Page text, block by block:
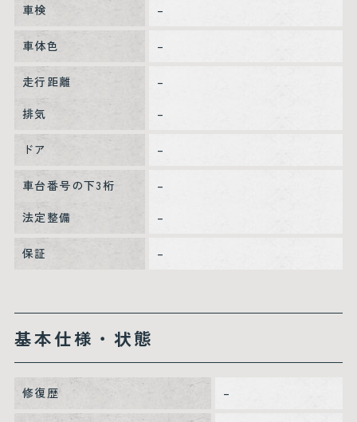
車検 –
車体色 –
走行距離
–
排気
–
ドア –
車台番号の下3桁
–
法定整備
–
保証 –
基本仕様・状態
修復歴 –